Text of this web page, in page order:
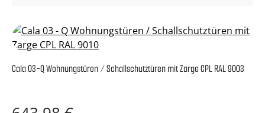
Cala 03-Q Wohnungstüren / Schallschutztüren mit Zarge CPL RAL 9003
Regulärer Preis: